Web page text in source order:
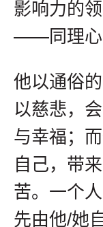
影响力的
——同理心
他以通俗
以慈悲，
与幸福；
自己，带
苦。一个
先由他/她